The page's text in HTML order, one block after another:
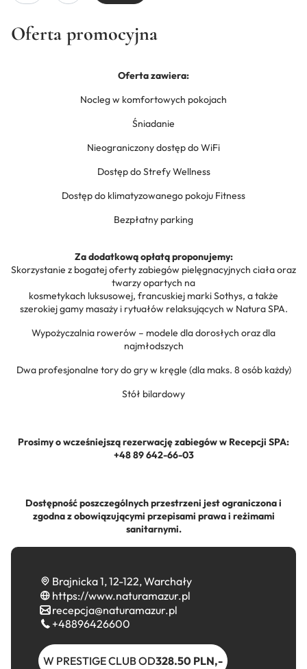
Oferta promocyjna
Oferta zawiera:
Nocleg w komfortowych pokojach
Śniadanie
Nieograniczony dostęp do WiFi
Dostęp do Strefy Wellness
Dostęp do klimatyzowanego pokoju Fitness
Bezpłatny parking
Za dodatkową opłatą proponujemy:
Skorzystanie z bogatej oferty zabiegów pielęgnacyjnych ciała oraz
twarzy opartych na
kosmetykach luksusowej, francuskiej marki Sothys, a także
szerokiej gamy masaży i rytuałów relaksujących w Natura SPA.
Wypożyczalnia rowerów – modele dla dorosłych oraz dla
najmłodszych
Dwa profesjonalne tory do gry w kręgle (dla maks. 8 osób każdy)
Stół bilardowy
Prosimy o wcześniejszą rezerwację zabiegów w Recepcji SPA:
+48 89 642-66-03
Dostępność poszczególnych przestrzeni jest ograniczona i
zgodna z obowiązującymi przepisami prawa i reżimami
sanitarnymi.
Brajnicka 1, 12-122, Warchały
https://www.naturamazur.pl
recepcja@naturamazur.pl
+48896426600
W PRESTIGE CLUB OD328.50 PLN,-